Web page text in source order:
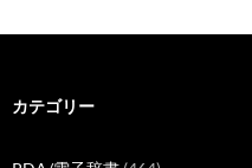
カテゴリー